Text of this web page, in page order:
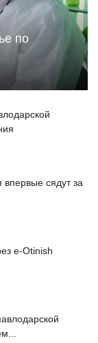
по
впервые сядут за
e-Otinish